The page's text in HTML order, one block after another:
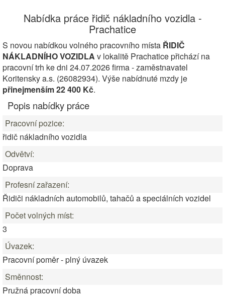
Nabídka práce řidič nákladního vozidla -
Prachatice
S novou nabídkou volného pracovního místa ŘIDIČ
NÁKLADNÍHO VOZIDLA v lokalitě Prachatice přichází na
pracovní trh ke dni 24.07.2026 firma - zaměstnavatel
Koritensky a.s. (26082934). Výše nabídnuté mzdy je
přinejmenším 22 400 Kč.
Popis nabídky práce
Pracovní pozice:
řidič nákladního vozidla
Odvětví:
Doprava
Profesní zařazení:
Řidiči nákladních automobilů, tahačů a speciálních vozidel
Počet volných míst:
3
Úvazek:
Pracovní poměr - plný úvazek
Směnnost:
Pružná pracovní doba